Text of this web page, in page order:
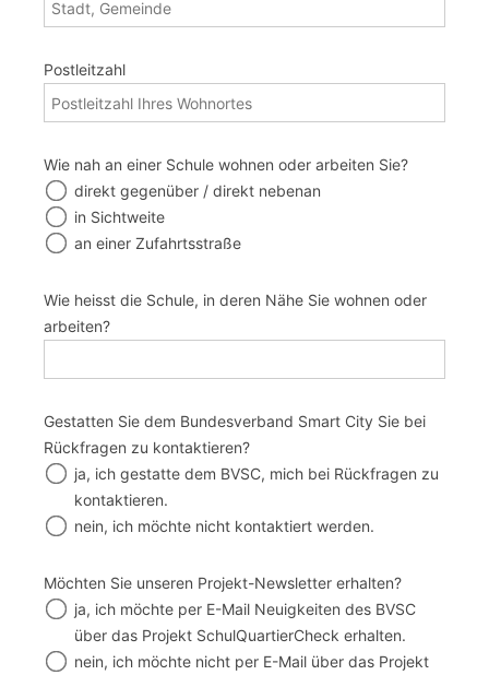
Postleitzahl
Wie nah an einer Schule wohnen oder arbeiten Sie?
direkt gegenüber / direkt nebenan
in Sichtweite
an einer Zufahrtsstraße
Wie heisst die Schule, in deren Nähe Sie wohnen oder
arbeiten?
Gestatten Sie dem Bundesverband Smart City Sie bei
Rückfragen zu kontaktieren?
ja, ich gestatte dem BVSC, mich bei Rückfragen zu
kontaktieren.
nein, ich möchte nicht kontaktiert werden.
Möchten Sie unseren Projekt-Newsletter erhalten?
ja, ich möchte per E-Mail Neuigkeiten des BVSC
über das Projekt SchulQuartierCheck erhalten.
nein, ich möchte nicht per E-Mail über das Projekt